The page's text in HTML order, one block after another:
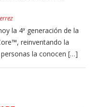
la 4ª generación de la
reinventando la
la conocen […]